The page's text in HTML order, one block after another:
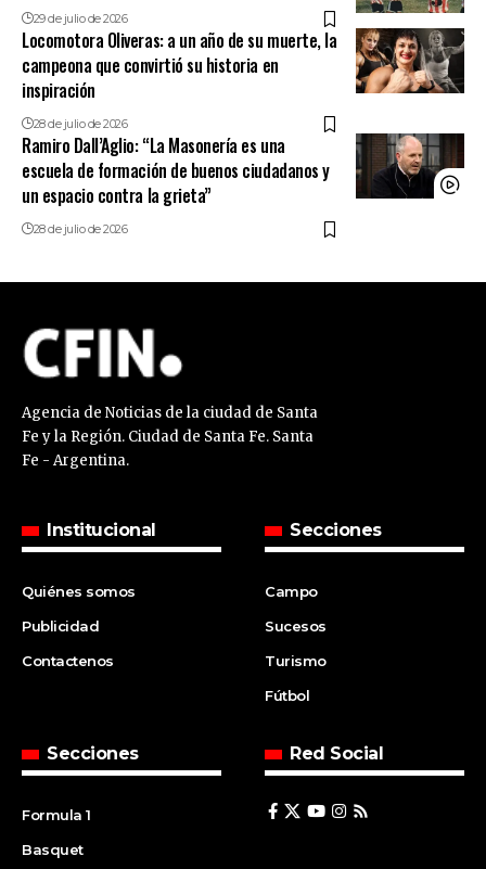
29 de julio de 2026
Locomotora Oliveras: a un año de su muerte, la
campeona que convirtió su historia en
inspiración
28 de julio de 2026
Ramiro Dall’Aglio: “La Masonería es una
escuela de formación de buenos ciudadanos y
un espacio contra la grieta”
28 de julio de 2026
Agencia de Noticias de la ciudad de Santa
Fe y la Región. Ciudad de Santa Fe. Santa
Fe - Argentina.
Institucional
Quiénes somos
Publicidad
Contactenos
Secciones
Campo
Sucesos
Turismo
Fútbol
Secciones
Formula 1
Basquet
Red Social